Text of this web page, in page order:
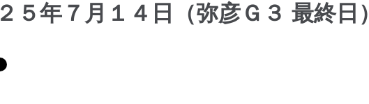
５年７月１４日（弥彦Ｇ３ 最終日）